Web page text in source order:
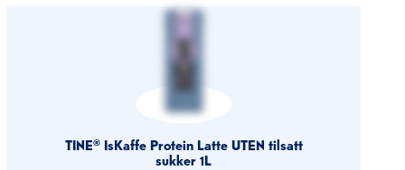
TINE® IsKaffe Protein Latte UTEN tilsatt
sukker 1L